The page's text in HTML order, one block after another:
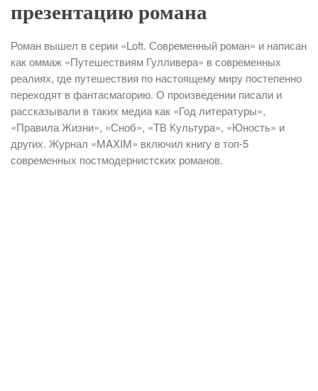
презентацию романа
Роман вышел в серии «Loft. Современный роман» и написан
как оммаж «Путешествиям Гулливера» в современных
реалиях, где путешествия по настоящему миру постепенно
переходят в фантасмагорию. О произведении писали и
рассказывали в таких медиа как «Год литературы»,
«Правила Жизни», «Сноб», «ТВ Культура», «Юность» и
других. Журнал «MAXIM» включил книгу в топ-5
современных постмодернистских романов.